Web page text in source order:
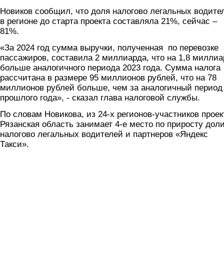
Новиков сообщил, что доля налогово легальных
в регионе до старта проекта составляла 21%, сейчас –
81%.
«За 2024 год сумма выручки, полученная по перевозке
пассажиров, составила 2 миллиарда, что на 1,8
больше аналогичного периода 2023 года. Сумма налога
рассчитана в размере 95 миллионов рублей, что на 78
миллионов рублей больше, чем за аналогичный период
прошлого года», - сказал глава налоговой службы.
По словам Новикова, из 24-х регионов-участников
Рязанская область занимает 4-е место по приросту
налогово легальных водителей и партнеров «Яндекс
Такси».